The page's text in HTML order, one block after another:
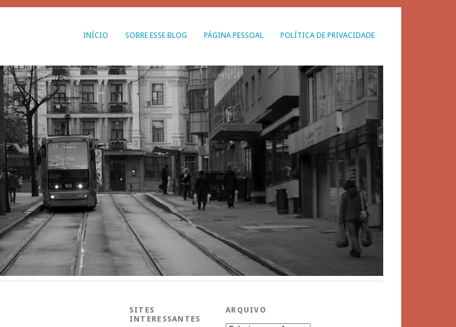
INÍCIO SOBRE ESSE BLOG PÁGINA PESSOAL POLÍTICA DE PRIVACIDADE
SITES
INTERESSANTES
ARQUIVO